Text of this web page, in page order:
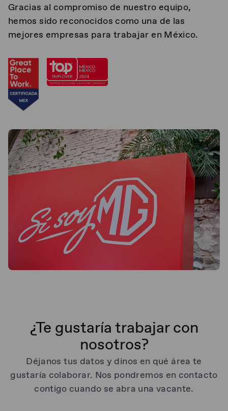
Gracias al compromiso de nuestro equipo,
hemos sido reconocidos como una de las
mejores empresas para trabajar en México.
¿Te gustaría trabajar con
nosotros?
Déjanos tus datos y dinos en qué área te
gustaría colaborar. Nos pondremos en contacto
contigo cuando se abra una vacante.